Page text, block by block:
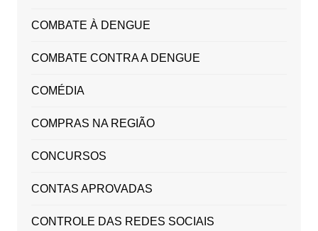
COMBATE À DENGUE
COMBATE CONTRA A DENGUE
COMÉDIA
COMPRAS NA REGIÃO
CONCURSOS
CONTAS APROVADAS
CONTROLE DAS REDES SOCIAIS